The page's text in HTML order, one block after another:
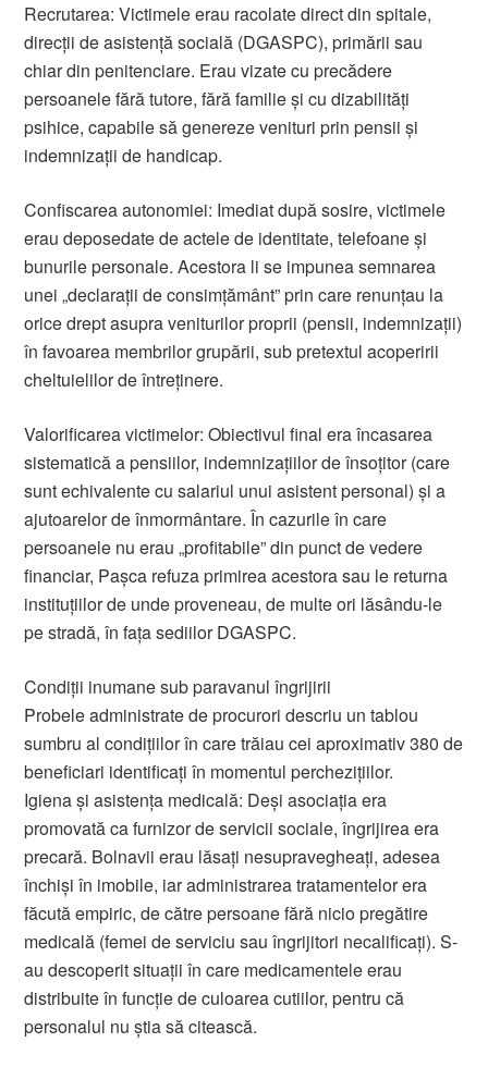
Recrutarea: Victimele erau racolate direct din spitale,
direcții de asistență socială (DGASPC), primării sau
chiar din penitenciare. Erau vizate cu precădere
persoanele fără tutore, fără familie și cu dizabilități
psihice, capabile să genereze venituri prin pensii și
indemnizații de handicap.
Confiscarea autonomiei: Imediat după sosire, victimele
erau deposedate de actele de identitate, telefoane și
bunurile personale. Acestora li se impunea semnarea
unei „declarații de consimțământ” prin care renunțau la
orice drept asupra veniturilor proprii (pensii, indemnizații)
în favoarea membrilor grupării, sub pretextul acoperirii
cheltuielilor de întreținere.
Valorificarea victimelor: Obiectivul final era încasarea
sistematică a pensiilor, indemnizațiilor de însoțitor (care
sunt echivalente cu salariul unui asistent personal) și a
ajutoarelor de înmormântare. În cazurile în care
persoanele nu erau „profitabile” din punct de vedere
financiar, Pașca refuza primirea acestora sau le returna
instituțiilor de unde proveneau, de multe ori lăsându-le
pe stradă, în fața sediilor DGASPC.
Condiții inumane sub paravanul îngrijirii
Probele administrate de procurori descriu un tablou
sumbru al condițiilor în care trăiau cei aproximativ 380 de
beneficiari identificați în momentul perchezițiilor.
Igiena și asistența medicală: Deși asociația era
promovată ca furnizor de servicii sociale, îngrijirea era
precară. Bolnavii erau lăsați nesupravegheați, adesea
închiși în imobile, iar administrarea tratamentelor era
făcută empiric, de către persoane fără nicio pregătire
medicală (femei de serviciu sau îngrijitori necalificați). S-
au descoperit situații în care medicamentele erau
distribuite în funcție de culoarea cutiilor, pentru că
personalul nu știa să citească.